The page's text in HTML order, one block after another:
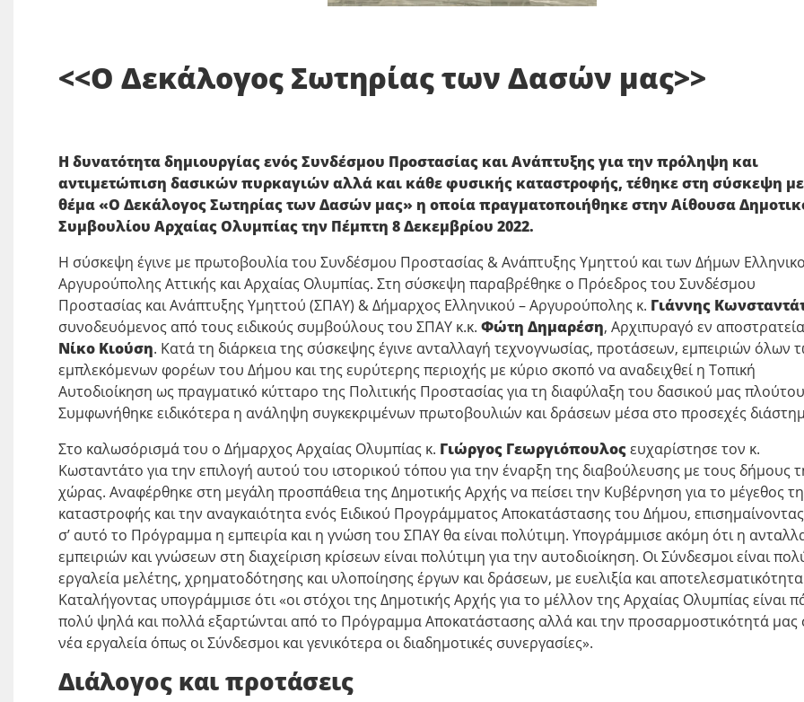
<<Ο Δεκάλογος Σωτηρίας των Δασών μας>>
Η δυνατότητα δημιουργίας ενός Συνδέσμου Προστασίας και Ανάπτυξης για την πρόληψη και
αντιμετώπιση δασικών πυρκαγιών αλλά και κάθε φυσικής καταστροφής, τέθηκε στη σύσκεψη με
θέμα «Ο Δεκάλογος Σωτηρίας των Δασών μας» η οποία πραγματοποιήθηκε στην Αίθουσα
Συμβουλίου Αρχαίας Ολυμπίαςτην Πέμπτη 8 Δεκεμβρίου 2022.
Η σύσκεψη έγινε με πρωτοβουλία του Συνδέσμου Προστασίας & Ανάπτυξης Υμηττού και των Δήμων
Αργυρούπολης Αττικής και Αρχαίας Ολυμπίας. Στη σύσκεψη παραβρέθηκε ο Πρόεδρος του Συνδέσμου
Προστασίας και Ανάπτυξης Υμηττού (ΣΠΑΥ) & Δήμαρχος Ελληνικού – Αργυρούπολης κ. Γιάννης
συνοδευόμενος από τους ειδικούς συμβούλους του ΣΠΑΥ κ.κ. Φώτη Δημαρέση, Αρχιπυραγό εν
Νίκο Κιούση. Κατά τη διάρκεια της σύσκεψης έγινε ανταλλαγή τεχνογνωσίας, προτάσεων, εμπειριών όλων
εμπλεκόμενων φορέων του Δήμου και της ευρύτερης περιοχής με κύριο σκοπό να αναδειχθεί η Τοπική
Αυτοδιοίκηση ως πραγματικό κύτταρο της Πολιτικής Προστασίας για τη διαφύλαξη του δασικού μας
Συμφωνήθηκε ειδικότερα η ανάληψη συγκεκριμένων πρωτοβουλιών και δράσεων μέσα στο προσεχές
Στο καλωσόρισμά του ο Δήμαρχος Αρχαίας Ολυμπίας κ. Γιώργος Γεωργιόπουλοςευχαρίστησε τον κ.
Κωσταντάτο για την επιλογή αυτού του ιστορικού τόπου για την έναρξη της διαβούλευσης με τους δήμους
χώρας. Αναφέρθηκε στη μεγάλη προσπάθεια της Δημοτικής Αρχής να πείσει την Κυβέρνηση για το μέγεθος
καταστροφής και την αναγκαιότητα ενός Ειδικού Προγράμματος Αποκατάστασης του Δήμου, επισημαίνοντας
σ’ αυτό το Πρόγραμμα η εμπειρία και η γνώση του ΣΠΑΥ θα είναι πολύτιμη. Υπογράμμισε ακόμη ότι η
εμπειριών και γνώσεων στη διαχείριση κρίσεων είναι πολύτιμη για την αυτοδιοίκηση. Οι Σύνδεσμοι είναι
εργαλεία μελέτης, χρηματοδότησης και υλοποίησης έργων και δράσεων, με ευελιξία και
Καταλήγοντας υπογράμμισε ότι «οι στόχοι της Δημοτικής Αρχής για το μέλλον της Αρχαίας Ολυμπίας είναι
πολύ ψηλά και πολλά εξαρτώνται από το Πρόγραμμα Αποκατάστασης αλλά και την προσαρμοστικότητά μας
νέα εργαλεία όπως οι Σύνδεσμοι και γενικότερα οι διαδημοτικές συνεργασίες».
Διάλογος και προτάσεις